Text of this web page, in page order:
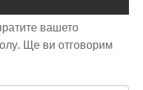
вашето
Ще ви отговорим